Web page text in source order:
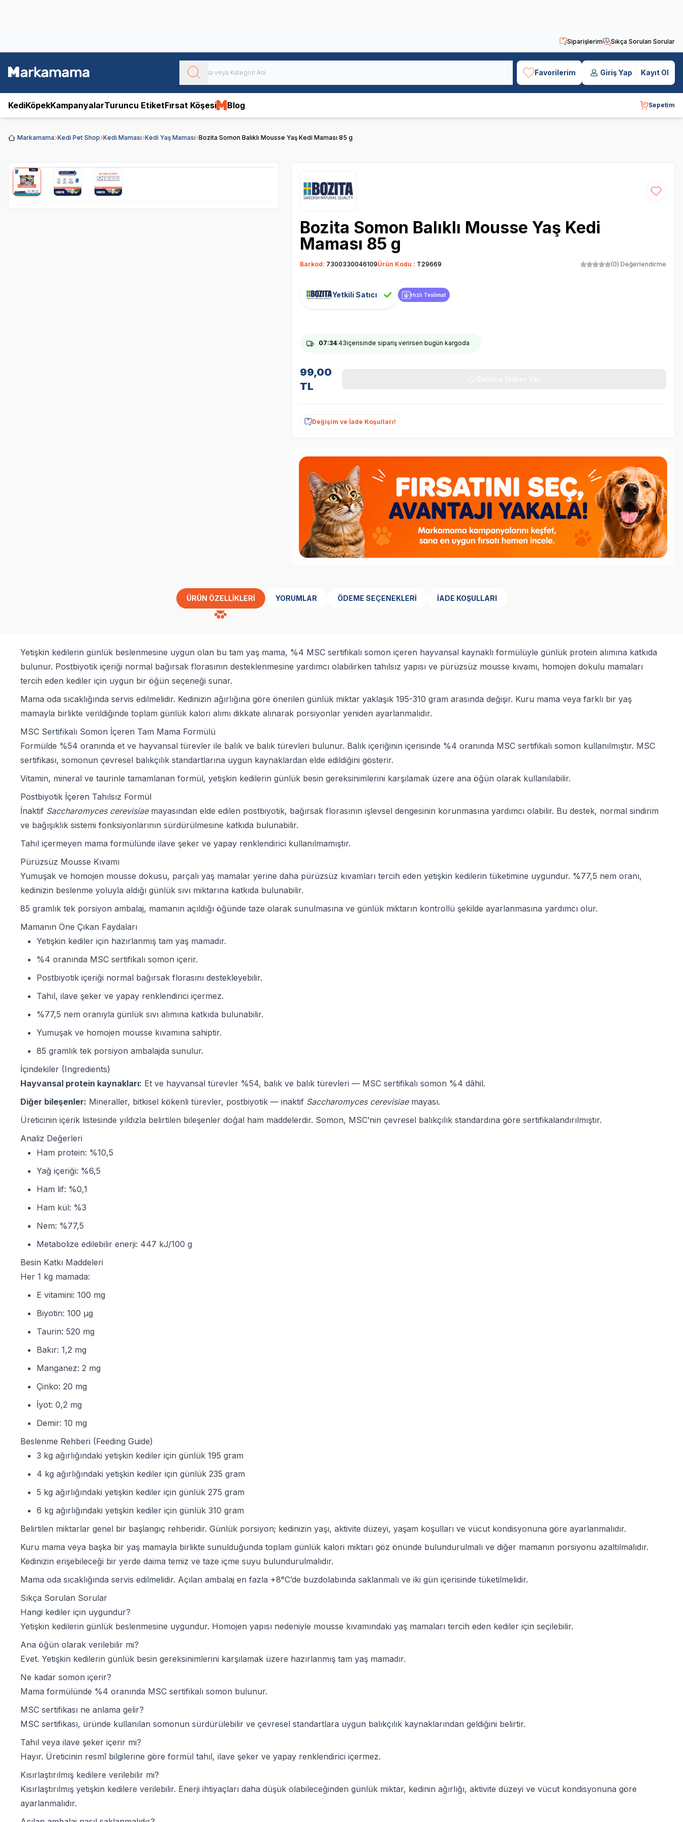
Siparişlerim Sıkça Sorulan Sorular
Favorilerim Giriş Yap Kayıt Ol
KediKöpekKampanyalarTuruncu EtiketFırsat Köşesi Blog Sepetim
Markamama Kedi Pet Shop Kedi Maması Kedi Yaş Maması Bozita Somon Balıklı Mousse Yaş Kedi Maması 85 g
Favoriye
Bozita Somon Balıklı Mousse Yaş Kedi
Maması 85 g
Barkod: 7300330046109Ürün Kodu : T29669 (0) Değerlendirme
Yetkili Satıcı Hızlı Teslimat
07:34:42içerisinde sipariş verirsen bugün kargoda
99,00
TL
Değişim ve İade Koşulları!
ÜRÜN ÖZELLIKLERI YORUMLAR ÖDEME SEÇENEKLERI İADE KOŞULLARI
Yetişkin kedilerin günlük beslenmesine uygun olan bu tam yaş mama, %4 MSC sertifikalı somon içeren hayvansal kaynaklı formülüyle günlük protein alımına katkıda
bulunur. Postbiyotik içeriği normal bağırsak florasının desteklenmesine yardımcı olabilirken tahılsız yapısı ve pürüzsüz mousse kıvamı, homojen dokulu mamaları
tercih eden kediler için uygun bir öğün seçeneği sunar.
Mama oda sıcaklığında servis edilmelidir. Kedinizin ağırlığına göre önerilen günlük miktar yaklaşık 195-310 gram arasında değişir. Kuru mama veya farklı bir yaş
mamayla birlikte verildiğinde toplam günlük kalori alımı dikkate alınarak porsiyonlar yeniden ayarlanmalıdır.
MSC Sertifikalı Somon İçeren Tam Mama Formülü
Formülde %54 oranında et ve hayvansal türevler ile balık ve balık türevleri bulunur. Balık içeriğinin içerisinde %4 oranında MSC sertifikalı somon kullanılmıştır. MSC
sertifikası, somonun çevresel balıkçılık standartlarına uygun kaynaklardan elde edildiğini gösterir.
Vitamin, mineral ve taurinle tamamlanan formül, yetişkin kedilerin günlük besin gereksinimlerini karşılamak üzere ana öğün olarak kullanılabilir.
Postbiyotik İçeren Tahılsız Formül
İnaktif Saccharomyces cerevisiaemayasından elde edilen postbiyotik, bağırsak florasının işlevsel dengesinin korunmasına yardımcı olabilir. Bu destek, normal sindirim
ve bağışıklık sistemi fonksiyonlarının sürdürülmesine katkıda bulunabilir.
Tahıl içermeyen mama formülünde ilave şeker ve yapay renklendirici kullanılmamıştır.
Pürüzsüz Mousse Kıvamı
Yumuşak ve homojen mousse dokusu, parçalı yaş mamalar yerine daha pürüzsüz kıvamları tercih eden yetişkin kedilerin tüketimine uygundur. %77,5 nem oranı,
kedinizin beslenme yoluyla aldığı günlük sıvı miktarına katkıda bulunabilir.
85 gramlık tek porsiyon ambalaj, mamanın açıldığı öğünde taze olarak sunulmasına ve günlük miktarın kontrollü şekilde ayarlanmasına yardımcı olur.
Mamanın Öne Çıkan Faydaları
Yetişkin kediler için hazırlanmış tam yaş mamadır.
%4 oranında MSC sertifikalı somon içerir.
Postbiyotik içeriği normal bağırsak florasını destekleyebilir.
Tahıl, ilave şeker ve yapay renklendirici içermez.
%77,5 nem oranıyla günlük sıvı alımına katkıda bulunabilir.
Yumuşak ve homojen mousse kıvamına sahiptir.
85 gramlık tek porsiyon ambalajda sunulur.
İçindekiler (Ingredients)
Hayvansal protein kaynakları: Et ve hayvansal türevler %54, balık ve balık türevleri — MSC sertifikalı somon %4 dâhil.
Diğer bileşenler: Mineraller, bitkisel kökenli türevler, postbiyotik — inaktif Saccharomyces cerevisiaemayası.
Üreticinin içerik listesinde yıldızla belirtilen bileşenler doğal ham maddelerdir. Somon, MSC’nin çevresel balıkçılık standardına göre sertifikalandırılmıştır.
Analiz Değerleri
Ham protein: %10,5
Yağ içeriği: %6,5
Ham lif: %0,1
Ham kül: %3
Nem: %77,5
Metabolize edilebilir enerji: 447 kJ/100 g
Besin Katkı Maddeleri
Her 1 kg mamada:
E vitamini: 100 mg
Biyotin: 100 µg
Taurin: 520 mg
Bakır: 1,2 mg
Manganez: 2 mg
Çinko: 20 mg
İyot: 0,2 mg
Demir: 10 mg
Beslenme Rehberi (Feeding Guide)
3 kg ağırlığındaki yetişkin kediler için günlük 195 gram
4 kg ağırlığındaki yetişkin kediler için günlük 235 gram
5 kg ağırlığındaki yetişkin kediler için günlük 275 gram
6 kg ağırlığındaki yetişkin kediler için günlük 310 gram
Belirtilen miktarlar genel bir başlangıç rehberidir. Günlük porsiyon; kedinizin yaşı, aktivite düzeyi, yaşam koşulları ve vücut kondisyonuna göre ayarlanmalıdır.
Kuru mama veya başka bir yaş mamayla birlikte sunulduğunda toplam günlük kalori miktarı göz önünde bulundurulmalı ve diğer mamanın porsiyonu azaltılmalıdır.
Kedinizin erişebileceği bir yerde daima temiz ve taze içme suyu bulundurulmalıdır.
Mama oda sıcaklığında servis edilmelidir. Açılan ambalaj en fazla +8°C’de buzdolabında saklanmalı ve iki gün içerisinde tüketilmelidir.
Sıkça Sorulan Sorular
Hangi kediler için uygundur?
Yetişkin kedilerin günlük beslenmesine uygundur. Homojen yapısı nedeniyle mousse kıvamındaki yaş mamaları tercih eden kediler için seçilebilir.
Ana öğün olarak verilebilir mi?
Evet. Yetişkin kedilerin günlük besin gereksinimlerini karşılamak üzere hazırlanmış tam yaş mamadır.
Ne kadar somon içerir?
Mama formülünde %4 oranında MSC sertifikalı somon bulunur.
MSC sertifikası ne anlama gelir?
MSC sertifikası, üründe kullanılan somonun sürdürülebilir ve çevresel standartlara uygun balıkçılık kaynaklarından geldiğini belirtir.
Tahıl veya ilave şeker içerir mi?
Hayır. Üreticinin resmî bilgilerine göre formül tahıl, ilave şeker ve yapay renklendirici içermez.
Kısırlaştırılmış kedilere verilebilir mi?
Kısırlaştırılmış yetişkin kedilere verilebilir. Enerji ihtiyaçları daha düşük olabileceğinden günlük miktar, kedinin ağırlığı, aktivite düzeyi ve vücut kondisyonuna göre
ayarlanmalıdır.